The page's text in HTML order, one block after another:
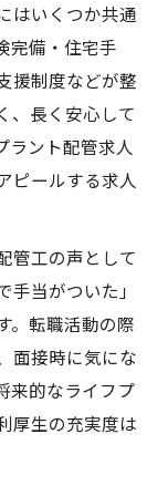
はいくつか共通
完備・住宅手
援制度などが整
、長く安心して
ラント配管求人
ピールする求人
管工の声として
手当がついた」
。転職活動の際
面接時に気にな
来的なライフプ
厚生の充実度は